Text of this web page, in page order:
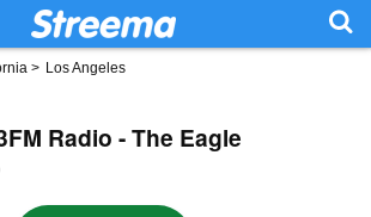
> Los Angeles
Radio - The Eagle